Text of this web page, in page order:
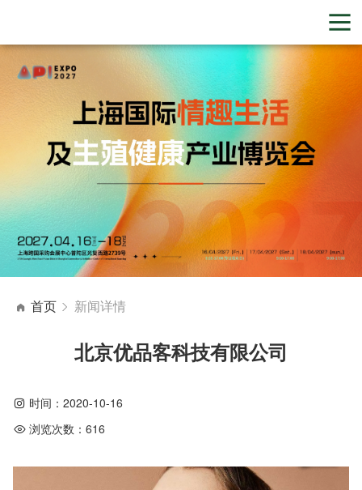
首页 新闻详情
北京优品客科技有限公司
时间： 2020-10-16
浏览次数： 616